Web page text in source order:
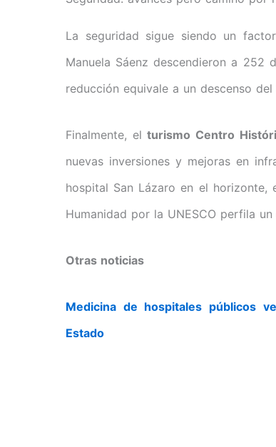
La seguridad sigue siendo un
Manuela Sáenz descendieron a
reducción equivale a un descenso
Finalmente, elturismo Centro
nuevas inversiones y mejoras en
hospital San Lázaro en el
Humanidad por la UNESCO perfila
Otras noticias
Medicina de hospitales públicos
Estado